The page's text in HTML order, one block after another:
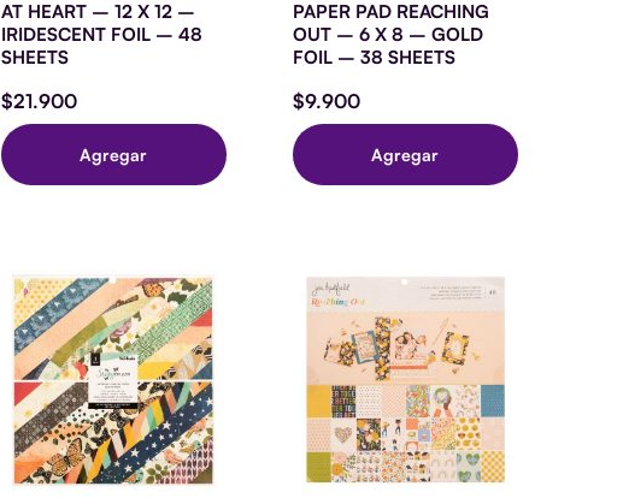
SHEETS
cantidad
AT HEART – 12 X 12 –
IRIDESCENT FOIL – 48
SHEETS
$21.900
Agregar
PAPER PAD REACHING
OUT – 6 X 8 – GOLD
FOIL – 38 SHEETS
$9.900
Agregar
PAD
STORYTELLER
-
12
X
12
-
DOUBLE-
SIDED
-